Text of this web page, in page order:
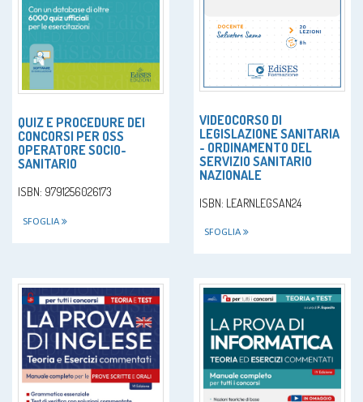
QUIZ E PROCEDURE DEI
CONCORSI PER OSS
OPERATORE SOCIO-
SANITARIO
ISBN: 9791256026173
SFOGLIA
VIDEOCORSO DI
LEGISLAZIONE SANITARIA
- ORDINAMENTO DEL
SERVIZIO SANITARIO
NAZIONALE
ISBN: LEARNLEGSAN24
SFOGLIA